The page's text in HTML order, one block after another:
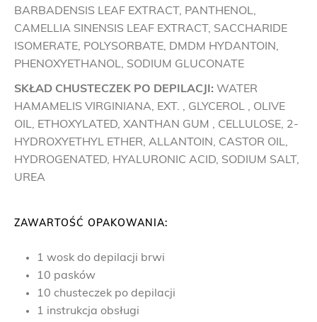
BARBADENSIS LEAF EXTRACT, PANTHENOL,
CAMELLIA SINENSIS LEAF EXTRACT, SACCHARIDE
ISOMERATE, POLYSORBATE, DMDM HYDANTOIN,
PHENOXYETHANOL, SODIUM GLUCONATE
SKŁAD CHUSTECZEK PO DEPILACJI: WATER
HAMAMELIS VIRGINIANA, EXT. , GLYCEROL , OLIVE
OIL, ETHOXYLATED, XANTHAN GUM , CELLULOSE, 2-
HYDROXYETHYL ETHER, ALLANTOIN, CASTOR OIL,
HYDROGENATED, HYALURONIC ACID, SODIUM SALT,
UREA
ZAWARTOŚĆ OPAKOWANIA:
1 wosk do depilacji brwi
10 pasków
10 chusteczek po depilacji
1 instrukcja obsługi